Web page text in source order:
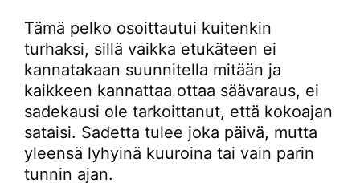
Tämä pelko osoittautui kuitenkin
turhaksi, sillä vaikka etukäteen ei
kannatakaan suunnitella mitään ja
kaikkeen kannattaa ottaa säävaraus, ei
sadekausi ole tarkoittanut, että kokoajan
sataisi. Sadetta tulee joka päivä, mutta
yleensä lyhyinä kuuroina tai vain parin
tunnin ajan.